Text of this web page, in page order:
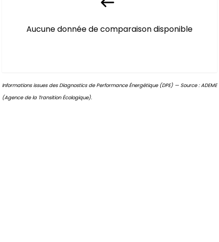
Aucune donnée de comparaison disponible
Informations issues des Diagnostics de Performance Énergétique (DPE) — Source : ADEME
(Agence de la Transition Écologique).